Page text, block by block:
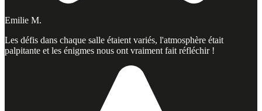
Emilie M.
Les défis dans chaque salle étaient variés, l'atmosphère était
palpitante et les énigmes nous ont vraiment fait réfléchir !